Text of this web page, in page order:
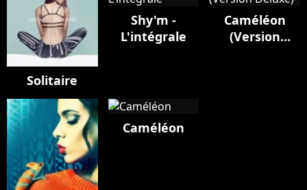
Solitaire
Shy'm -
L'intégrale
Caméléon
(Version
Caméléon